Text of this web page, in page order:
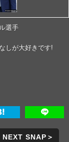
選手
しが大好きです!

NEXT SNAP＞